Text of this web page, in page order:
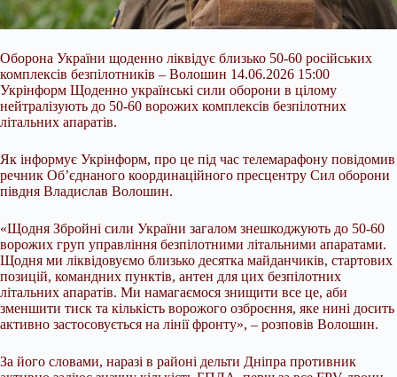
Оборона України щоденно ліквідує близько 50-60 російських
комплексів безпілотників – Волошин 14.06.2026 15:00
Укрінформ Щоденно українські сили оборони в цілому
нейтралізують до 50-60 ворожих комплексів безпілотних
літальних апаратів.
Як інформує Укрінформ, про це під час телемарафону повідомив
речник Об’єднаного координаційного пресцентру Сил оборони
півдня Владислав Волошин.
«Щодня Збройні сили України загалом знешкоджують до 50-60
ворожих груп управління безпілотними літальними апаратами.
Щодня ми ліквідовуємо близько десятка майданчиків, стартових
позицій, командних пунктів, антен для цих безпілотних
літальних апаратів. Ми намагаємося знищити все це, аби
зменшити тиск та кількість ворожого озброєння, яке нині досить
активно застосовується на лінії фронту», – розповів Волошин.
За його словами, наразі в районі дельти Дніпра противник